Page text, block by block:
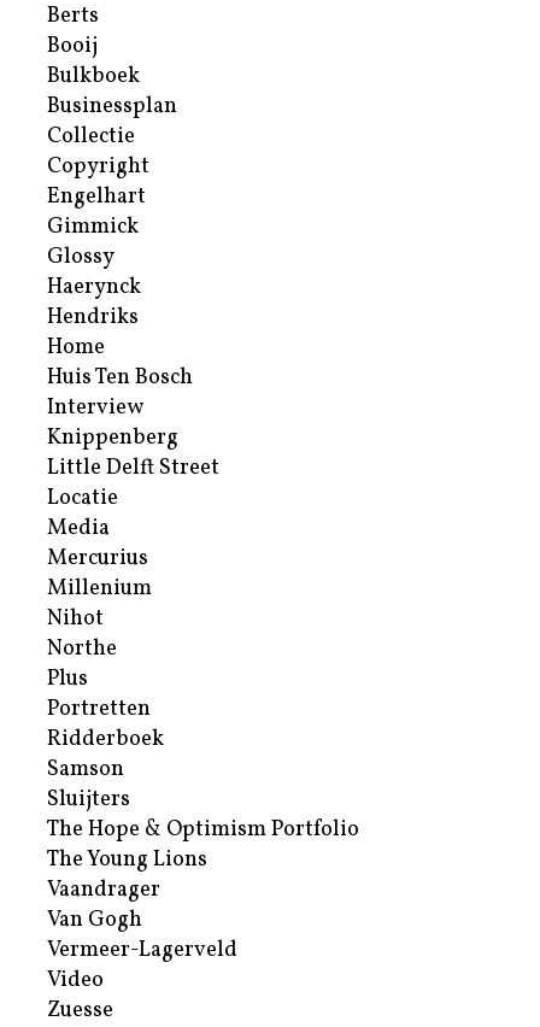
Berts
Booij
Bulkboek
Businessplan
Collectie
Copyright
Engelhart
Gimmick
Glossy
Haerynck
Hendriks
Home
Huis Ten Bosch
Interview
Knippenberg
Little Delft Street
Locatie
Media
Mercurius
Millenium
Nihot
Northe
Plus
Portretten
Ridderboek
Samson
Sluijters
The Hope & Optimism Portfolio
The Young Lions
Vaandrager
Van Gogh
Vermeer-Lagerveld
Video
Zuesse